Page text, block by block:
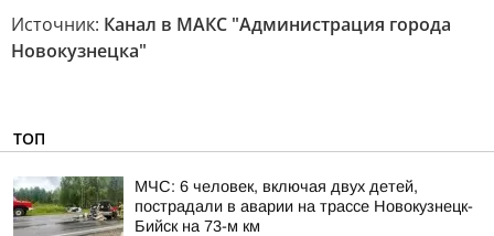
Источник: Канал в МАКС "Администрация города
Новокузнецка"
ТОП
МЧС: 6 человек, включая двух детей,
пострадали в аварии на трассе Новокузнецк-
Бийск на 73-м км